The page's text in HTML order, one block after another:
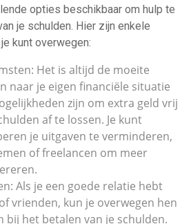
opties beschikbaar om hulp te
je schulden. Hier zijn enkele
kunt overwegen:
Het is altijd de moeite
naar je eigen financiële situatie
zijn om extra geld vrij
af te lossen. Je kunt
je uitgaven te verminderen,
of freelancen om meer
Als je een goede relatie hebt
vrienden, kun je overwegen hen
bij het betalen van je schulden.